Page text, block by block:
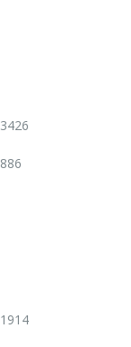
3426
886
1914